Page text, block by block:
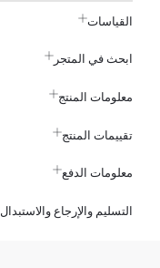
القياسات
ابحث في المتجر
معلومات المنتج
تقييمات المنتج
معلومات الدفع
التسليم والإرجاع والاستبدال